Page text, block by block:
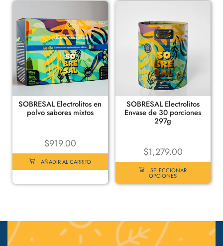
SOBRESAL Electrolitos en
polvo sabores mixtos
$919.00
AÑADIR AL CARRITO
SOBRESAL Electrolitos
Envase de 30 porciones
297g
$1,279.00
SELECCIONAR
OPCIONES